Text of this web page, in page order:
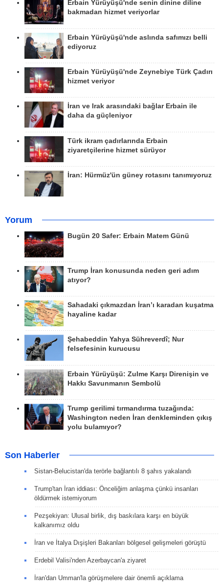
Erbain Yürüyüşü'nde senin dinine diline
bakmadan hizmet veriyorlar
Erbain Yürüyüşü'nde aslında safımızı belli
ediyoruz
Erbain Yürüyüşü'nde Zeynebiye Türk Çadırı
hizmet veriyor
İran ve Irak arasındaki bağlar Erbain ile
daha da güçleniyor
Türk ikram çadırlarında Erbain
ziyaretçilerine hizmet sürüyor
İran: Hürmüz'ün güney rotasını tanımıyoruz
Yorum
Bugün 20 Safer: Erbain Matem Günü
Trump İran konusunda neden geri adım
atıyor?
Sahadaki çıkmazdan İran’ı karadan kuşatma
hayaline kadar
Şehabeddin Yahya Sühreverdî; Nur
felsefesinin kurucusu
Erbain Yürüyüşü: Zulme Karşı Direnişin ve
Hakkı Savunmanın Sembolü
Trump gerilimi tırmandırma tuzağında:
Washington neden İran denkleminden çıkış
yolu bulamıyor?
Son Haberler
Sistan-Belucistan'da terörle bağlantılı 8 şahıs yakalandı
Trump'tan İran iddiası: Önceliğim anlaşma çünkü insanları
öldürmek istemiyorum
Pezşekiyan: Ulusal birlik, dış baskılara karşı en büyük
kalkanımız oldu
İran ve İtalya Dışişleri Bakanları bölgesel gelişmeleri görüştü
Erdebil Valisi'nden Azerbaycan'a ziyaret
İran'dan Umman'la görüşmelere dair önemli açıklama